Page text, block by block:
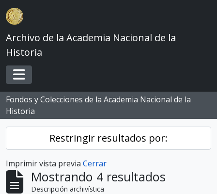
Skip to main content
Archivo de la Academia Nacional de la
Historia
Toggle navigation
Fondos y Colecciones de la Academia Nacional de la
Historia
Restringir resultados por:
Imprimir vista previa Cerrar
Mostrando 4 resultados
Descripción archivística